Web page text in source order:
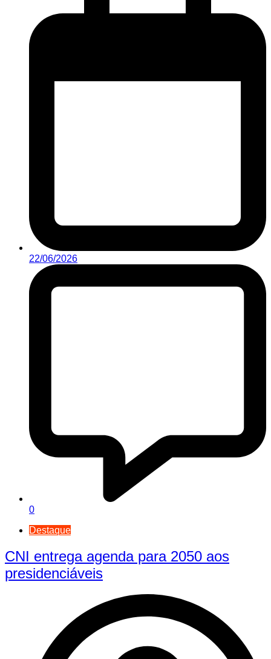
22/06/2026
0
Destaque
CNI entrega agenda para 2050 aos
presidenciáveis